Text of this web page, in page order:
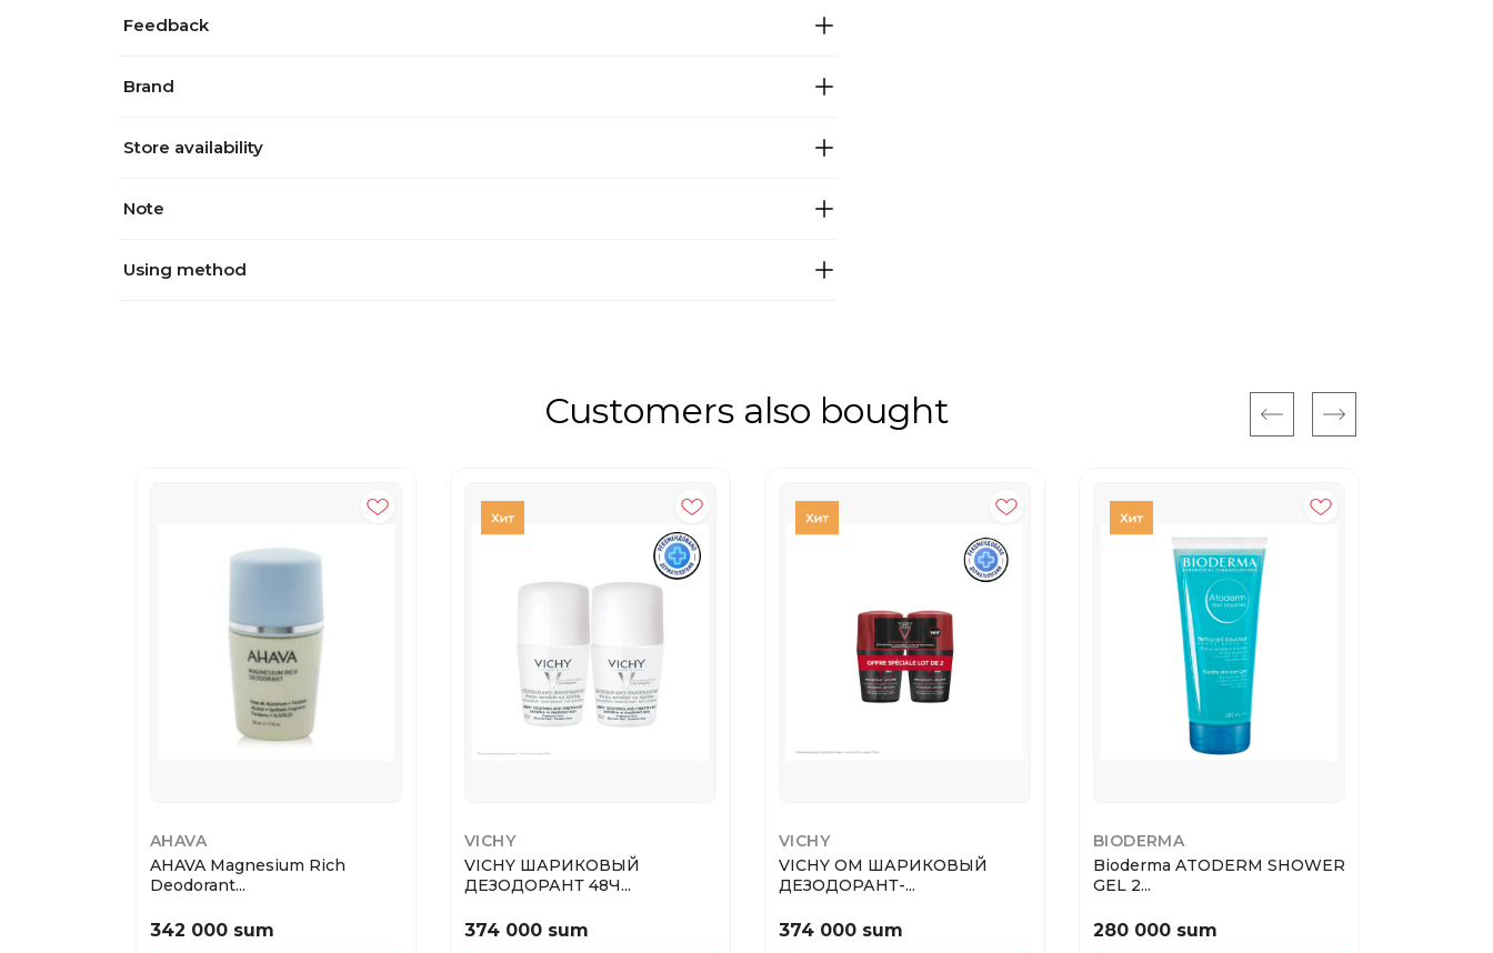
Feedback
Brand
Store availability
Note
Using method
Customers also bought
AHAVA
AHAVA Magnesium Rich
Deodorant...
342 000 sum
VICHY
VICHY ШАРИКОВЫЙ
ДЕЗОДОРАНТ 48Ч...
374 000 sum
VICHY
VICHY ОМ ШАРИКОВЫЙ
ДЕЗОДОРАНТ-...
374 000 sum
BIODERMA
Bioderma ATODERM SHOWER
GEL 2...
280 000 sum